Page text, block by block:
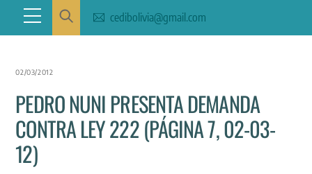
content
Menu cedibolivia@gmail.com
02/03/2012
PEDRO NUNI PRESENTA DEMANDA
CONTRA LEY 222 (PÁGINA 7, 02-03-
12)